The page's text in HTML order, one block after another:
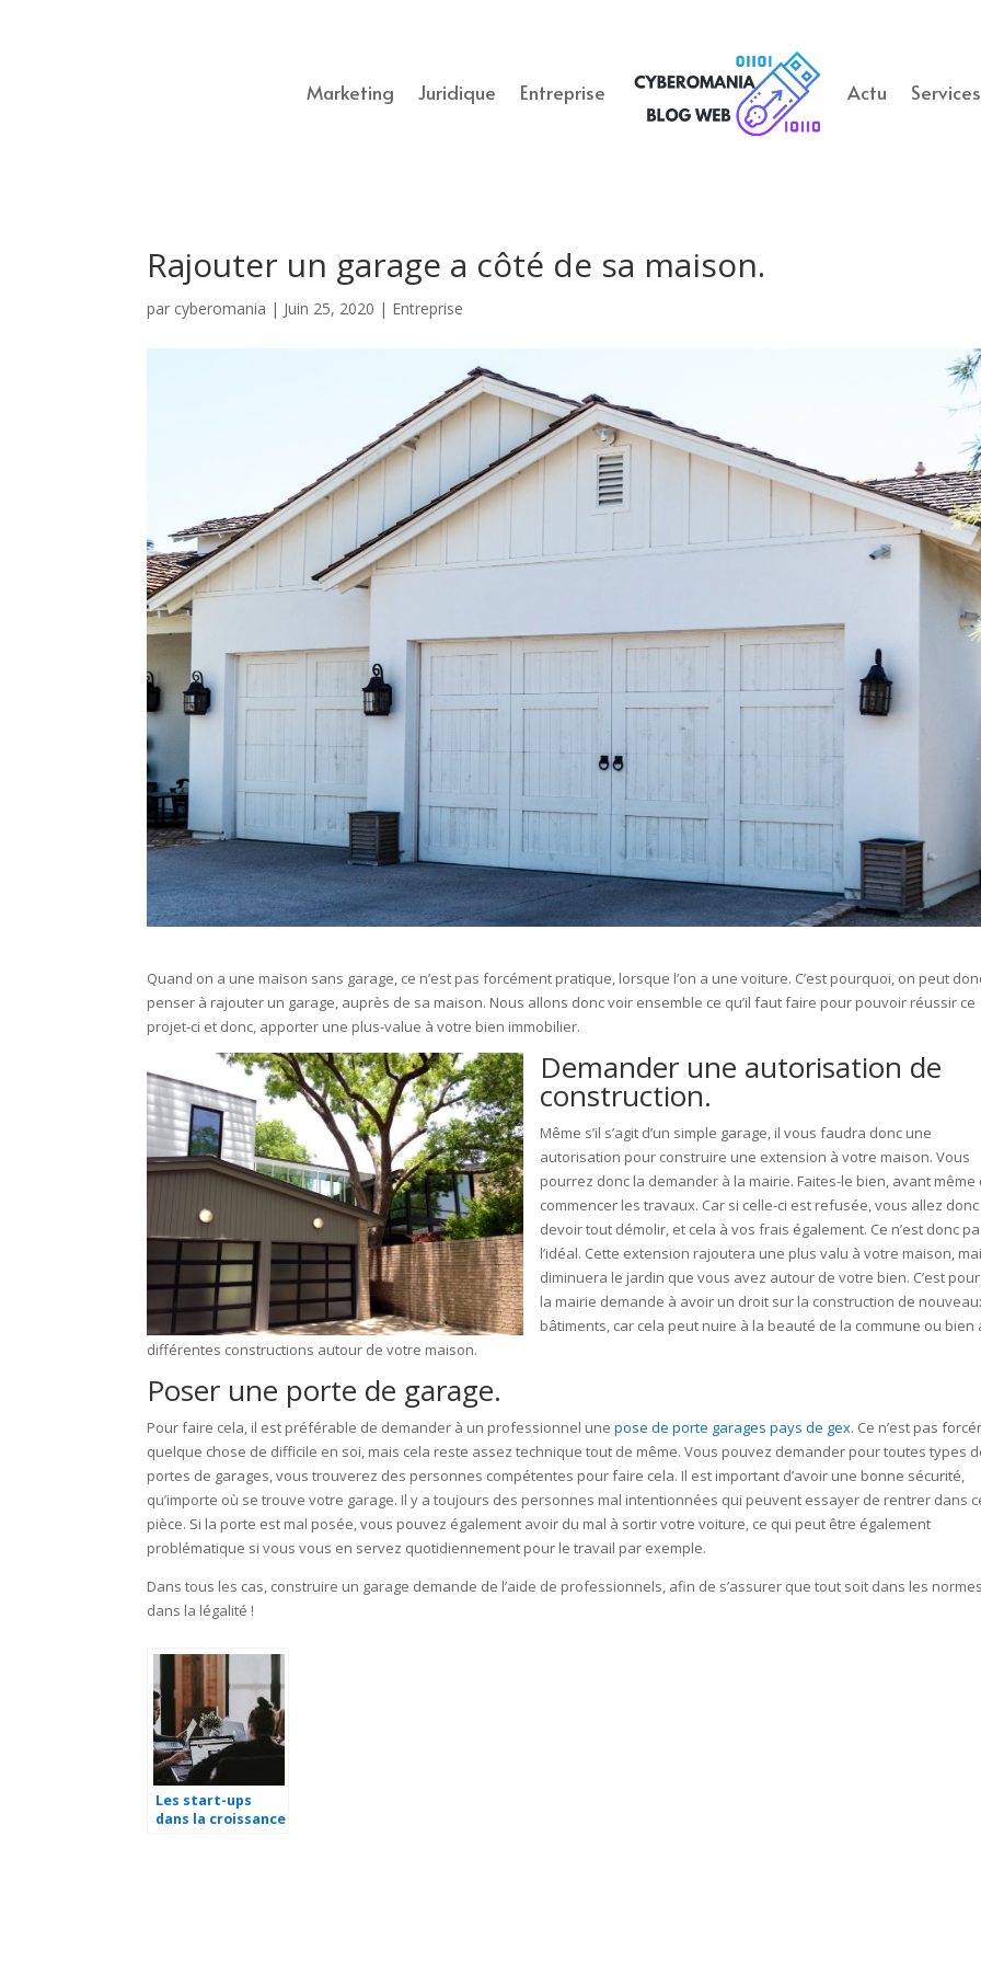
Marketing Juridique Entreprise Actu Services
Rajouter un garage a côté de sa maison.
par cyberomania | Juin 25, 2020 | Entreprise
Quand on a une maison sans garage, ce n’est pas forcément pratique, lorsque l’on a une voiture. C’est pourquoi, on peut
penser à rajouter un garage, auprès de sa maison. Nous allons donc voir ensemble ce qu’il faut faire pour pouvoir réussir ce
projet-ci et donc, apporter une plus-value à votre bien immobilier.
Demander une autorisation de
construction.
Même s’il s’agit d’un simple garage, il vous faudra donc une
autorisation pour construire une extension à votre maison. Vous
pourrez donc la demander à la mairie. Faites-le bien, avant même
commencer les travaux. Car si celle-ci est refusée, vous allez donc
devoir tout démolir, et cela à vos frais également. Ce n’est donc
l’idéal. Cette extension rajoutera une plus valu à votre maison,
diminuera le jardin que vous avez autour de votre bien. C’est
la mairie demande à avoir un droit sur la construction de
bâtiments, car cela peut nuire à la beauté de la commune ou bien
différentes constructions autour de votre maison.
Poser une porte de garage.
Pour faire cela, il est préférable de demander à un professionnel unepose de porte garages pays de gex. Ce n’est pas
quelque chose de difficile en soi, mais cela reste assez technique tout de même. Vous pouvez demander pour toutes types
portes de garages, vous trouverez des personnes compétentes pour faire cela. Il est important d’avoir une bonne sécurité,
qu’importe où se trouve votre garage. Il y a toujours des personnes mal intentionnées qui peuvent essayer de rentrer dans
pièce. Si la porte est mal posée, vous pouvez également avoir du mal à sortir votre voiture, ce qui peut être également
problématique si vous vous en servez quotidiennement pour le travail par exemple.
Dans tous les cas, construire un garage demande de l’aide de professionnels, afin de s’assurer que tout soit dans les
dans la légalité !
Les start-ups
dans la croissance